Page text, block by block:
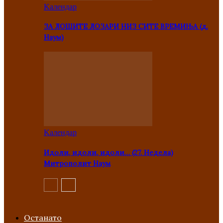
Kалендар
ЗА ЛОШИТЕ ЛОЗАРИ НИЗ СИТЕ ВРЕМИЊА (д.
Наум)
Kалендар
Идоли, идоли, идоли… (27. Недела)
Митрополит Наум
Останато